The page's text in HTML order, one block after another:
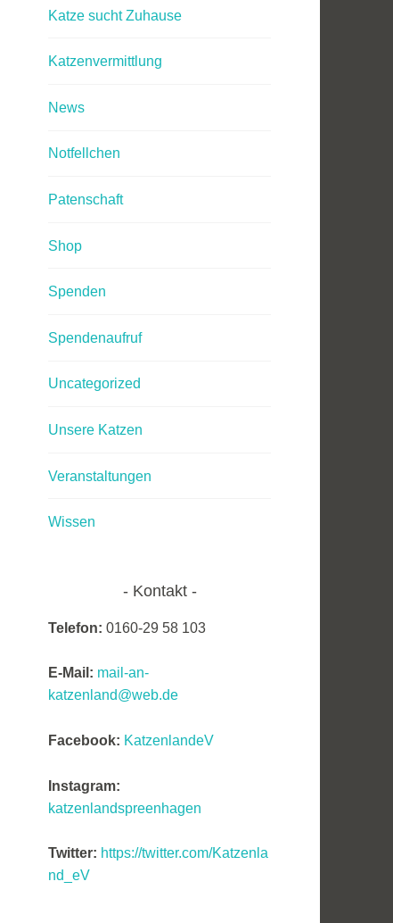
Katze sucht Zuhause
Katzenvermittlung
News
Notfellchen
Patenschaft
Shop
Spenden
Spendenaufruf
Uncategorized
Unsere Katzen
Veranstaltungen
Wissen
Kontakt
Telefon: 0160-29 58 103
E-Mail: mail-an-
katzenland@web.de
Facebook: KatzenlandeV
Instagram:
katzenlandspreenhagen
Twitter: https://twitter.com/Katzenla
nd_eV